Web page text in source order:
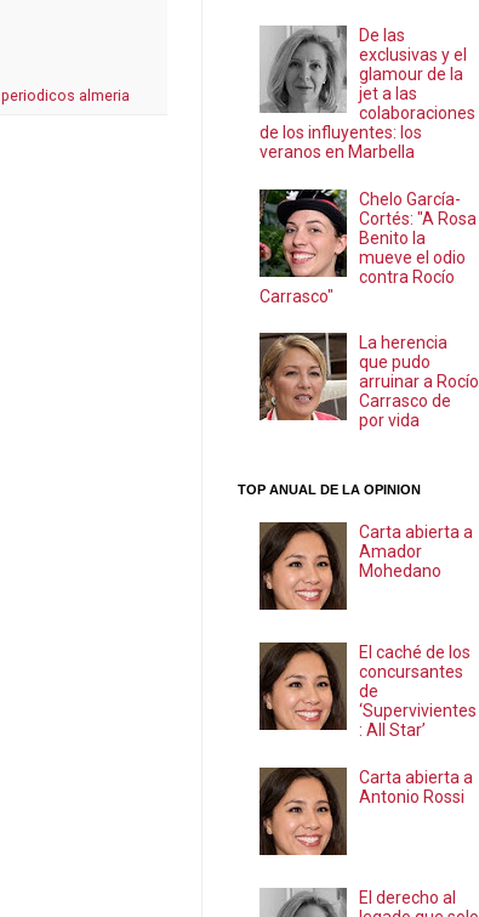
periodicos almeria
De las
exclusivas y el
glamour de la
jet a las
colaboraciones
de los influyentes: los
veranos en Marbella
Chelo García-
Cortés: "A Rosa
Benito la
mueve el odio
contra Rocío
Carrasco"
La herencia
que pudo
arruinar a Rocío
Carrasco de
por vida
TOP ANUAL DE LA OPINION
Carta abierta a
Amador
Mohedano
El caché de los
concursantes
de
‘Supervivientes
: All Star’
Carta abierta a
Antonio Rossi
El derecho al